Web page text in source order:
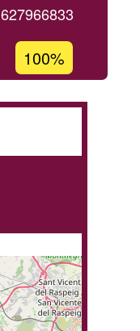
627966833
Porcentaje
de
aceptación
100%